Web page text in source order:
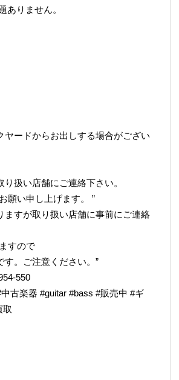
ありません。
ードからお出しする場合がござい
扱い店舗にご連絡下さい。
願い申し上げます。 ”
ますが取り扱い店舗に事前にご連絡
すので
。ご注意ください。”
550
古楽器 #guitar #bass #販売中 #ギ
取